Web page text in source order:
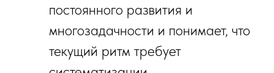
постоянного развития и
многозадачности и понимает, что
текущий ритм требует